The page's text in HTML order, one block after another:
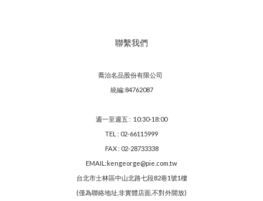
聯繫我們
喬治名品股份有限公司
統編:84762087
週一至週五 : 10:30-18:00
TEL : 02-66115999
FAX : 02-28733338
EMAIL:kengeorge@pie.com.tw
台北市士林區中山北路七段82巷1號1樓
(僅為聯絡地址,非實體店面,不對外開放)